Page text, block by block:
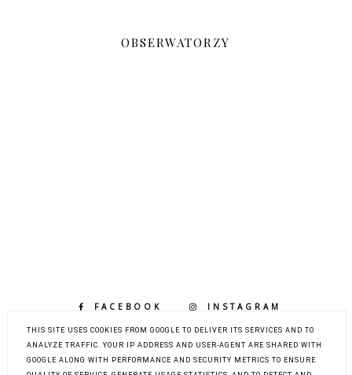
OBSERWATORZY
FACEBOOK INSTAGRAM
BLOGLOVIN
THIS SITE USES COOKIES FROM GOOGLE TO DELIVER ITS SERVICES AND TO
ANALYZE TRAFFIC. YOUR IP ADDRESS AND USER-AGENT ARE SHARED WITH
GOOGLE ALONG WITH PERFORMANCE AND SECURITY METRICS TO ENSURE